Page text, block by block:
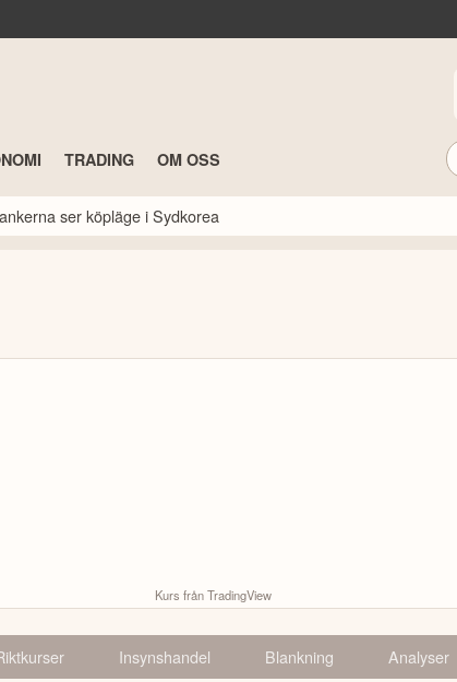
TRADING OM OSS
ser köpläge i Sydkorea
Kurs från TradingView
Insynshandel Blankning Analyser